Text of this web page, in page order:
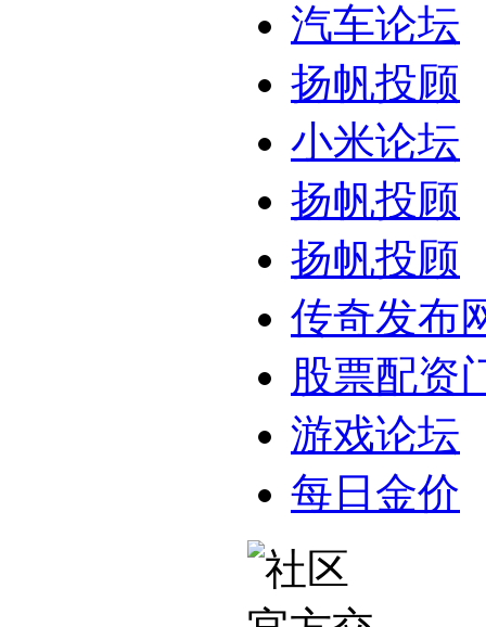
汽车论坛
扬帆投顾
小米论坛
扬帆投顾
扬帆投顾
传奇发布
股票配资
游戏论坛
每日金价